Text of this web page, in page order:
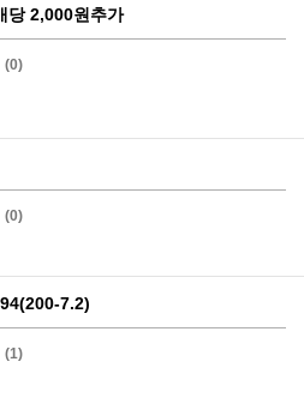
당 2,000원추가
(0)
(0)
7.2)
(1)